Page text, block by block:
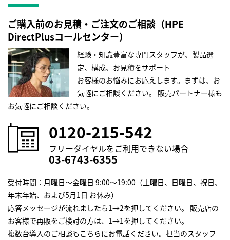
ご購入前のお見積・ご注文のご相談（HPE
DirectPlusコールセンター）
経験・知識豊富な専門スタッフが、製品選
定、構成、お見積をサポート
お客様のお悩みにお応えします。まずは、お
気軽にご相談ください。
販売パートナー様も
お気軽にご相談ください。
0120-215-542
フリーダイヤルをご利用できない場合
03-6743-6355
受付時間：月曜日～金曜日 9:00～19:00（土曜日、日曜日、祝日、
年末年始、および5月1日 お休み）
応答メッセージが流れましたら1→2を押してください。 販売店の
お客様で再販をご検討の方は、1→1を押してください。
複数台導入のご相談もこちらにお電話ください。担当のスタッフ